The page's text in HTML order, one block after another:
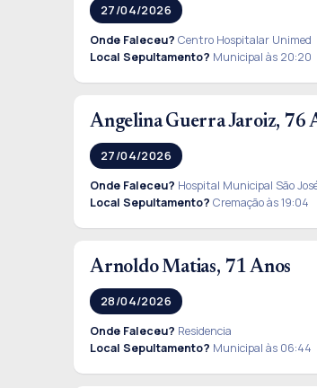
27/04/2026
Onde Faleceu? Centro Hospitalar Unimed
Local Sepultamento? Municipal às 20:20
Angelina Guerra Jaroiz, 76
27/04/2026
Onde Faleceu? Hospital Municipal São
Local Sepultamento? Cremação às 19:04
Arnoldo Matias, 71 Anos
28/04/2026
Onde Faleceu? Residencia
Local Sepultamento? Municipal às 06:44